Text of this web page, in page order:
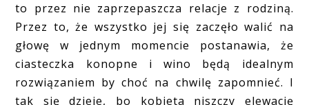
to przez nie zaprzepaszcza relacje z rodziną.
Przez to, że wszystko jej się zaczęło walić na
głowę w jednym momencie postanawia, że
ciasteczka konopne i wino będą idealnym
rozwiązaniem by choć na chwilę zapomnieć. I
tak się dzieje, bo kobieta niszczy elewację